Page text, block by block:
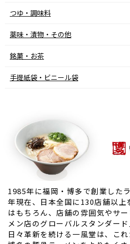
つゆ・調味料
薬味・漬物・その他
銘菓・お茶
手提紙袋・ビニール袋
1985年に福岡・博多で創業した
年現在、日本全国に130店舗以上
はもちろん、店舗の雰囲気やサ
メン店のグローバルスタンダード
日々革新を続ける一風堂は、こ